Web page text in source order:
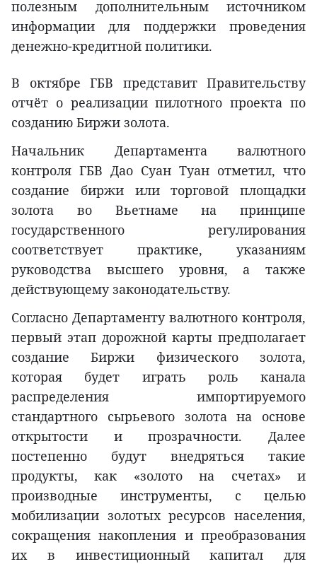
полезным дополнительным источником
информации для поддержки проведения
денежно-кредитной политики.
В октябре ГБВ представит Правительству
отчёт о реализации пилотного проекта по
созданию Биржи золота.
Начальник Департамента валютного
контроля ГБВ Дао Суан Туан отметил, что
создание биржи или торговой площадки
золота во Вьетнаме на принципе
государственного регулирования
соответствует практике, указаниям
руководства высшего уровня, а также
действующему законодательству.
Согласно Департаменту валютного контроля,
первый этап дорожной карты предполагает
создание Биржи физического золота,
которая будет играть роль канала
распределения импортируемого
стандартного сырьевого золота на основе
открытости и прозрачности. Далее
постепенно будут внедряться такие
продукты, как «золото на счетах» и
производные инструменты, с целью
мобилизации золотых ресурсов населения,
сокращения накопления и преобразования
их в инвестиционный капитал для